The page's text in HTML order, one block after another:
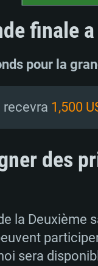
finale
pour la
recevra 1,500
des
la
sera